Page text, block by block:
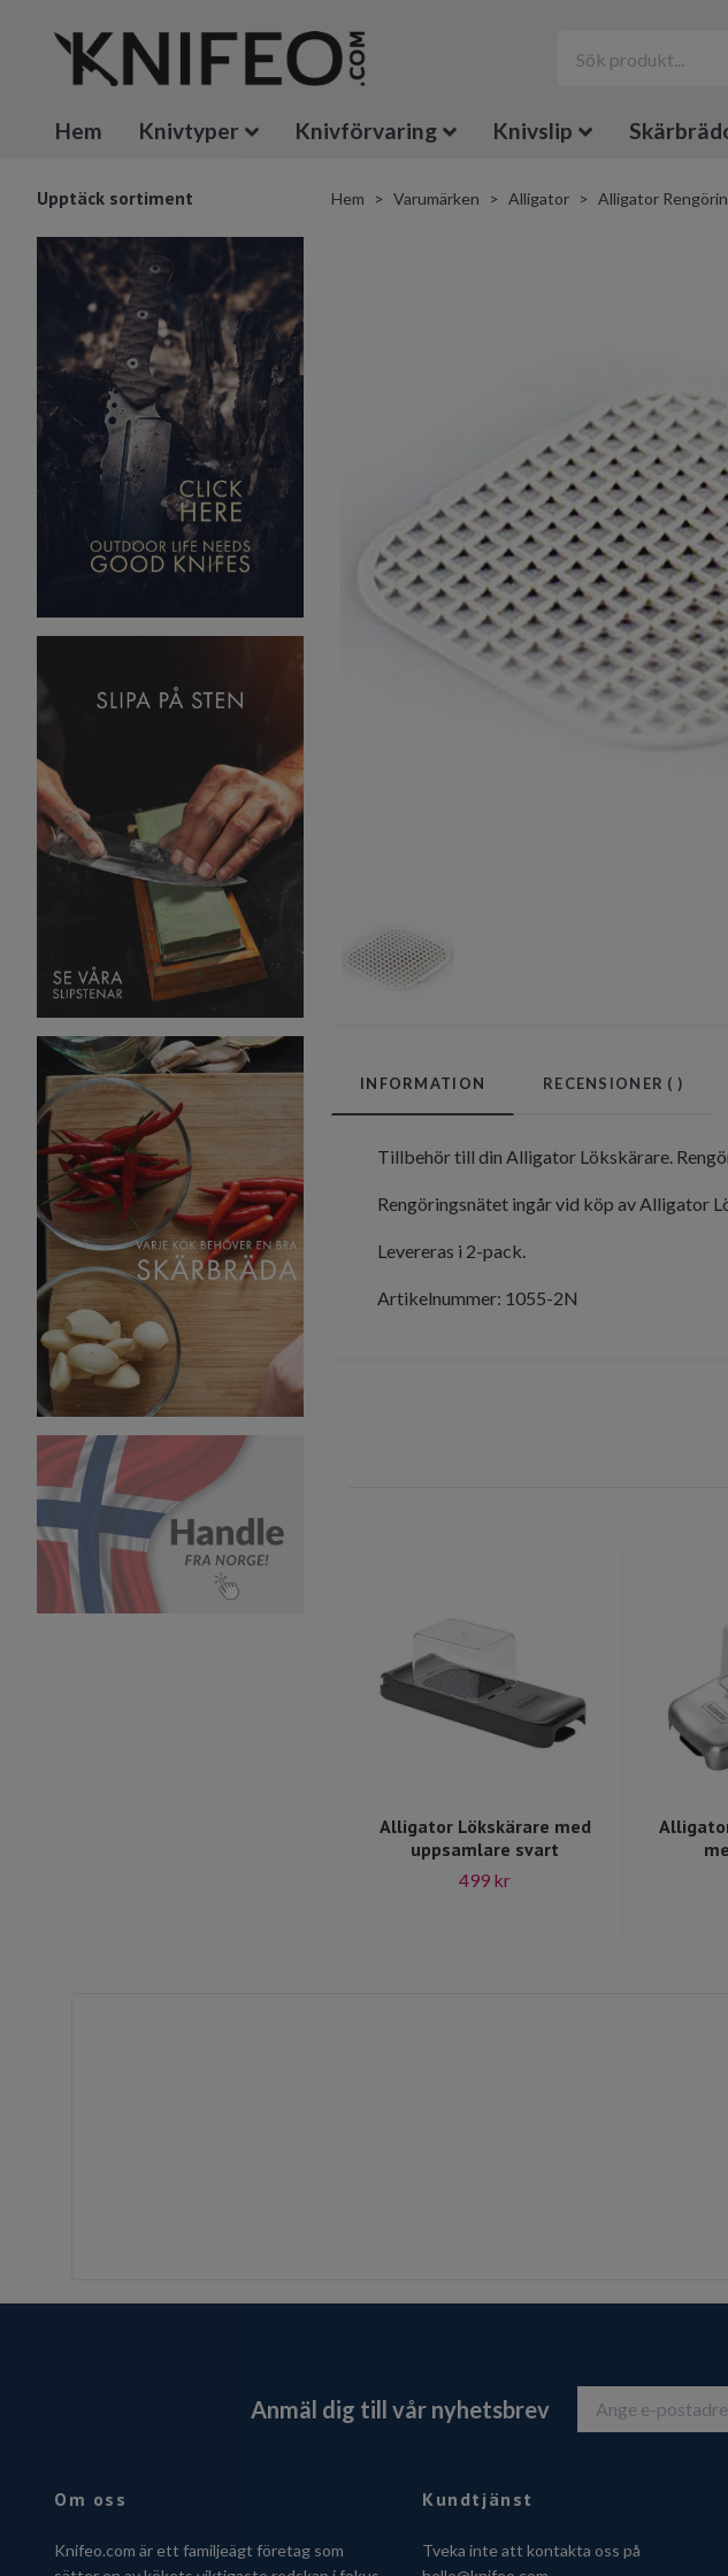
Hem Knivtyper Knivförvaring Knivslip
Upptäck sortiment Hem Varumärken Alligator Alligator
INFORMATION RECENSIONER ( )
Tillbehör till din Alligator Lökskärare.
Rengöringsnätet ingår vid köp av Alligator
Levereras i 2-pack.
Artikelnummer: 1055-2N
Alligator Lökskärare med
uppsamlare svart
499 kr
Anmäl dig till vår nyhetsbrev
Om oss
Knifeo.com är ett familjeägt företag som
Kundtjänst
Tveka inte att kontakta oss på